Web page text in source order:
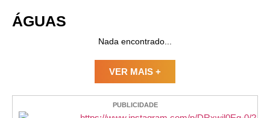
ÁGUAS
Nada encontrado...
VER MAIS +
PUBLICIDADE